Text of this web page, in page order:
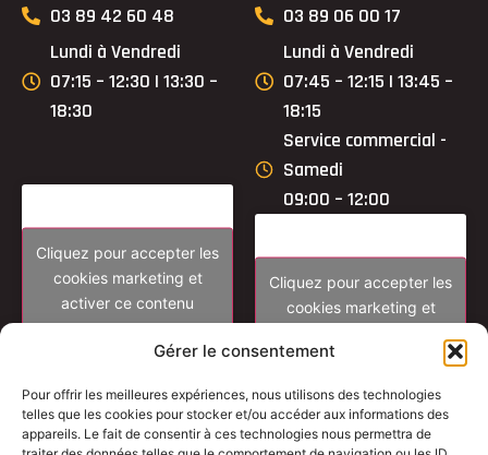
Gérer le consentement
Pour offrir les meilleures expériences, nous utilisons des technologies
telles que les cookies pour stocker et/ou accéder aux informations des
appareils. Le fait de consentir à ces technologies nous permettra de
03 89 42 60 48
Lundi à Vendredi
07:15 – 12:30 | 13:30 –
18:30
Cliquez pour accepter les
cookies marketing et
activer ce contenu
03 89 06 00 17
Lundi à Vendredi
07:45 – 12:15 | 13:45 –
18:15
Service commercial -
Samedi
09:00 – 12:00
Cliquez pour accepter les
cookies marketing et